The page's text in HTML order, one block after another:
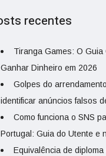
recentes
Tiranga Games: O
Ganhar Dinheiro em 2026
Golpes do
identificar anúncios falsos
Como funciona o SNS
Portugal: Guia do Utente e
Equivalência de